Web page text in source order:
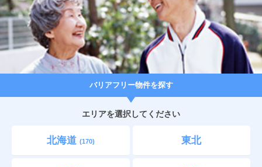
バリアフリー物件を探す
エリアを選択してください
北海道 (170) 東北